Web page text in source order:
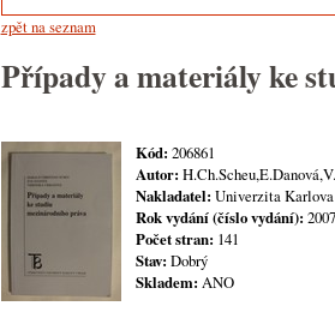
zpět na seznam
Případy a materiály ke
Kód: 206861
Autor:
Nakladatel: Univerzita Karlova
Rok vydání (číslo vydání):
Počet stran: 141
Stav: Dobrý
Skladem: ANO